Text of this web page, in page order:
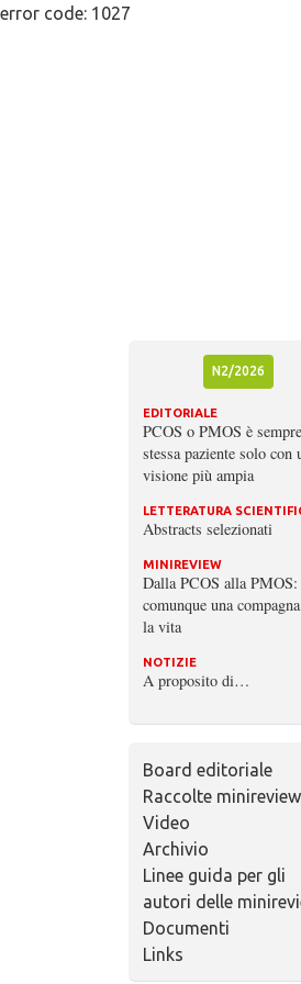
Skip
error code: 1027
N2/2026
EDITORIALE
PCOS o PMOS è
stessa paziente solo con
visione più ampia
LETTERATURA
Abstracts selezionati
MINIREVIEW
Dalla PCOS alla PMOS:
comunque una
la vita
NOTIZIE
A proposito di…
Board editoriale
Raccolte
Video
Archivio
Linee guida per gli
autori delle
Documenti
Links